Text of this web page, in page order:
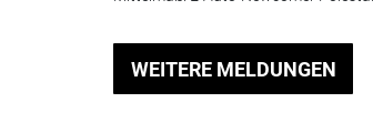
WEITERE MELDUNGEN